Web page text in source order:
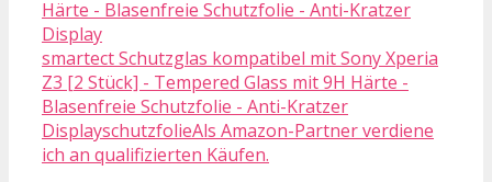
smartect Schutzglas kompatibel mit Sony Xperia
Z3 [2 Stück] - Tempered Glass mit 9H Härte -
Blasenfreie Schutzfolie - Anti-Kratzer
DisplayschutzfolieAls Amazon-Partner verdiene
ich an qualifizierten Käufen.